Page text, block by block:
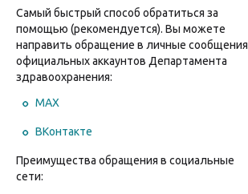
Самый быстрый способ обратиться за
помощью (рекомендуется). Вы можете
направить обращение в личные сообщения
официальных аккаунтов Департамента
здравоохранения:
MAX
ВКонтакте
Преимущества обращения в социальные
сети: